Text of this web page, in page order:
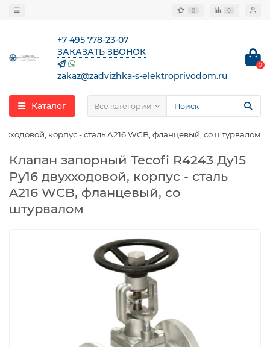
0 0
+7 495 778-23-07
ЗАКАЗАТЬ ЗВОНОК
zakaz@zadvizhka-s-elektroprivodom.ru
0
Каталог Все категории
корпус - сталь A216 WCB, фланцевый, со штурвалом
Клапан запорный Tecofi R4243 Ду15
Ру16 двухходовой, корпус - сталь
A216 WCB, фланцевый, со
штурвалом